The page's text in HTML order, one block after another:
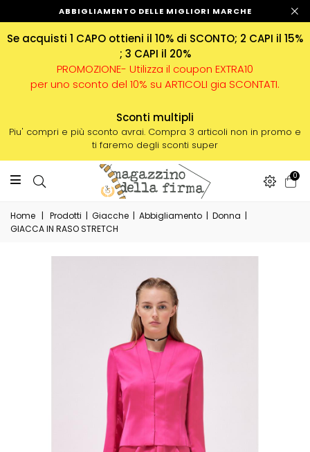
ABBIGLIAMENTO DELLE MIGLIORI MARCHE
Se acquisti 1 CAPO ottieni il 10% di SCONTO; 2 CAPI il 15%
; 3 CAPI il 20%
PROMOZIONE- Utilizza il coupon EXTRA10
per uno sconto del 10% su ARTICOLI gia SCONTATI.
Sconti multipli
Piu' compri e più sconto avrai. Compra 3 articoli non in promo e
ti faremo degli sconti super
0
Home | Prodotti | Giacche | Abbigliamento | Donna |
GIACCA IN RASO STRETCH